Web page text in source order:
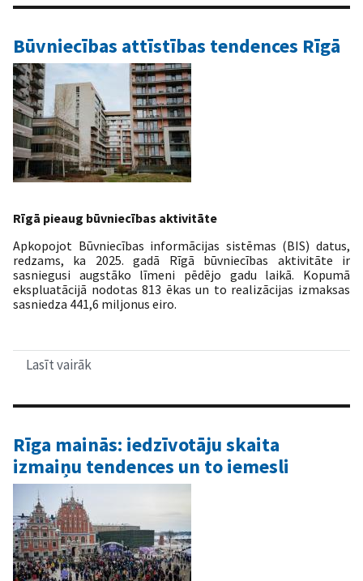
iezīmē
attīstības
teritorijas
Rīgā
Būvniecības attīstības tendences Rīgā
Rīgā pieaug būvniecības aktivitāte
Apkopojot Būvniecības informācijas sistēmas (BIS) datus,
redzams, ka 2025. gadā Rīgā būvniecības aktivitāte ir
sasniegusi augstāko līmeni pēdējo gadu laikā. Kopumā
ekspluatācijā nodotas 813 ēkas un to realizācijas izmaksas
sasniedza 441,6 miljonus eiro.
Lasīt vairāk
tendences
Rīga mainās: iedzīvotāju skaita
izmaiņu tendences un to iemesli